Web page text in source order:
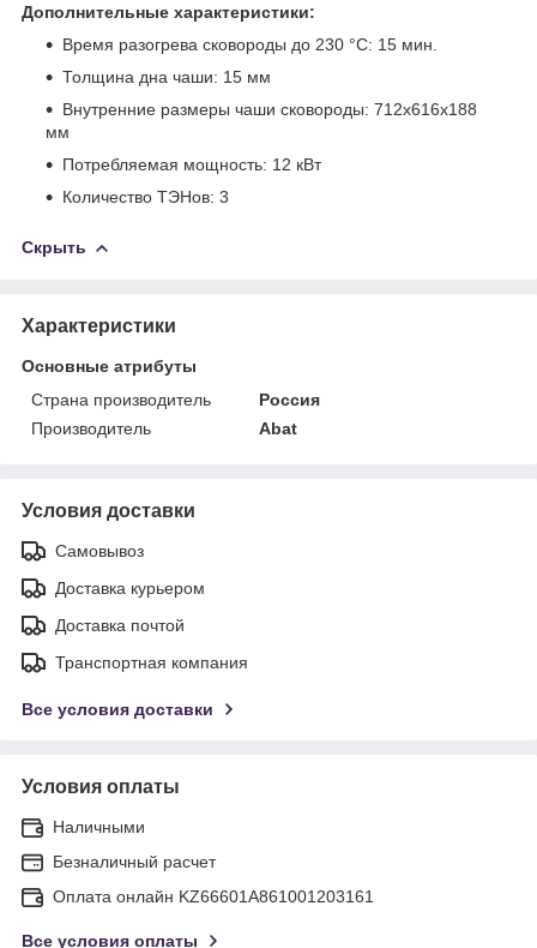
Дополнительные характеристики:
Время разогрева сковороды до 230 °C: 15 мин.
Толщина дна чаши: 15 мм
Внутренние размеры чаши сковороды: 712х616х188
мм
Потребляемая мощность: 12 кВт
Количество ТЭНов: 3
Скрыть
Характеристики
Основные атрибуты
Страна производитель
Россия
Производитель
Abat
Условия доставки
Самовывоз
Доставка курьером
Доставка почтой
Транспортная компания
Все условия доставки
Условия оплаты
Наличными
Безналичный расчет
Оплата онлайн KZ66601A861001203161
Все условия оплаты